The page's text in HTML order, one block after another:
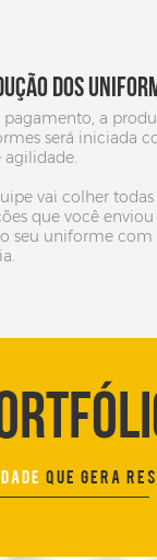
DOS
pagamento, a
será iniciada
agilidade.
vai colher todas
que você enviou
seu uniforme com
QUE GERA